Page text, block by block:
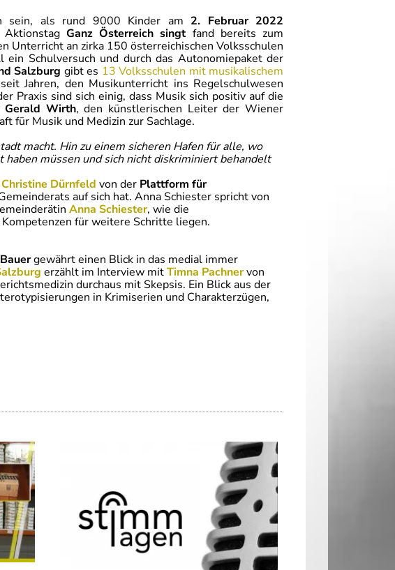
sein, als rund 9000 Kinder am 2. Februar 2022
AktionstagGanz Österreich singtfand bereits zum
Unterricht an zirka 150 österreichischen Volksschulen
Schulversuch und durch das Autonomiepaket der
Salzburg gibt es 13 Volksschulen mit musikalischem
Jahren, den Musikunterricht ins Regelschulwesen
Praxis sind sich einig, dass Musik sich positiv auf die
Gerald Wirth, den künstlerischen Leiter der Wiener
für Musik und Medizin zur Sachlage.
macht. Hin zu einem sicheren Hafen für alle, wo
müssen und sich nicht diskriminiert behandelt
Christine Dürnfeld von der Plattform für
auf sich hat. Anna Schiester spricht von
Anna Schiester, wie die
für weitere Schritte liegen.
gewährt einen Blick in das medial immer
erzählt im Interview mitTimna Pachnervon
durchaus mit Skepsis. Ein Blick aus der
in Krimiserien und Charakterzügen,